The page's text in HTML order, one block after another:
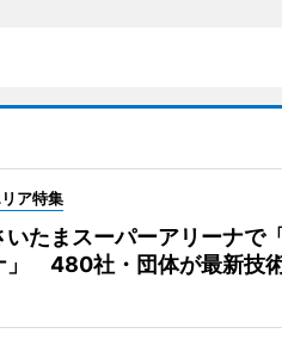
ア特集
いたまスーパーアリーナで
」 480社・団体が最新技